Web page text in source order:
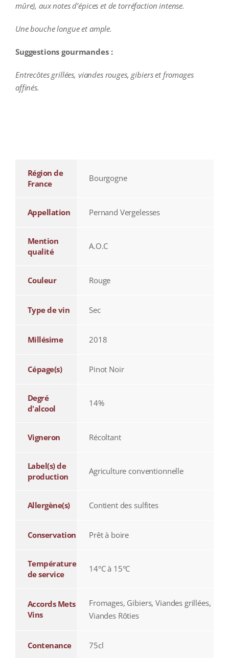
mûre), aux notes d’épices et de torréfaction intense.
Une bouche longue et ample.
Suggestions gourmandes :
Entrecôtes grillées, viandes rouges, gibiers et fromages
affinés.
Région de
France
Bourgogne
Appellation Pernand Vergelesses
Mention
qualité
A.O.C
Couleur Rouge
Type de vin Sec
Millésime 2018
Cépage(s) Pinot Noir
Degré
d'alcool
14%
Vigneron Récoltant
Label(s) de
production
Agriculture conventionnelle
Allergène(s) Contient des sulfites
Conservation Prêt à boire
Température
de service
14°C à 15°C
Accords Mets
Vins
Fromages, Gibiers, Viandes grillées,
Viandes Rôties
Contenance 75cl